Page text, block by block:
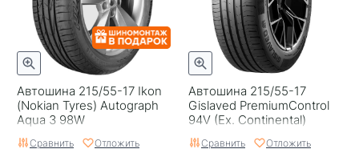
Автошина 215/55-17 Ikon
(Nokian Tyrеs) Autograph
Aqua 3 98W
Сравнить Отложить
Автошина 215/55-17
Gislaved PremiumControl
94V (Ex. Continental)
Сравнить Отложить